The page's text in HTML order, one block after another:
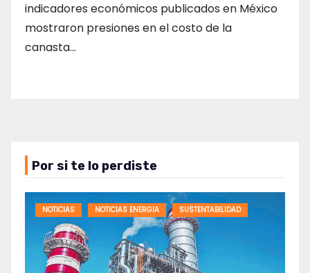
indicadores económicos publicados en México
mostraron presiones en el costo de la
canasta…
Por si te lo perdiste
NOTICIAS NOTICIAS ENERGIA SUSTENTABILIDAD